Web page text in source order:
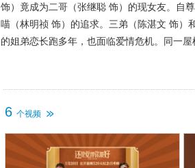
饰）竟成为二哥（张继聪 饰）的现女友。自
喵（林明祯 饰）的追求。三弟（陈湛文 饰）
的姐弟恋长跑多年，也面临爱情危机。同一屋
齐开餐的相聚渐渐演变成饭桌修罗场，啼笑
6 个视频